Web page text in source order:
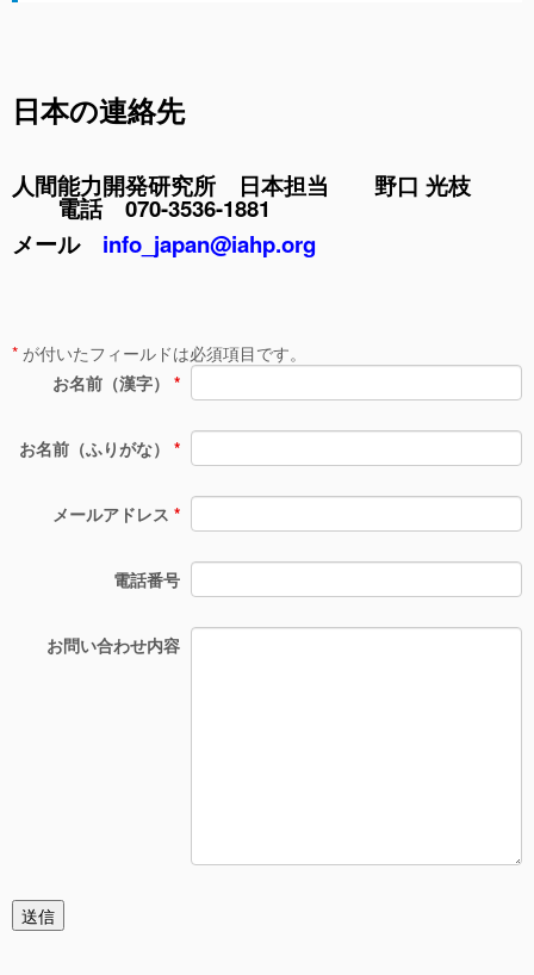
日本の連絡先
人間能力開発研究所 日本担当 野口 光枝
電話 070-3536-1881
メール
info_japan@iahp.org
* が付いたフィールドは必須項目です。
お名前（漢字）*
お名前（ふりがな）*
メールアドレス*
電話番号
お問い合わせ内容